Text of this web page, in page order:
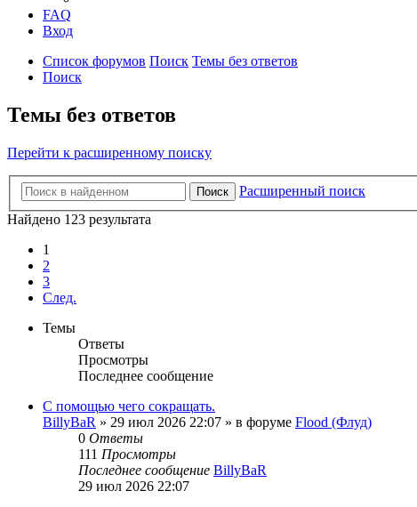
FAQ
Вход
Список форумов Поиск Темы без ответов
Поиск
Темы без ответов
Перейти к расширенному поиску
Поиск
Расширенный поиск
Найдено 123 результата
1
2
3
След.
Темы
Ответы
Просмотры
Последнее сообщение
С помощью чего сокращать.
BillyBaR » 29 июл 2026 22:07 » в форуме Flood (Флуд)
0 Ответы
111 Просмотры
Последнее сообщение BillyBaR
29 июл 2026 22:07